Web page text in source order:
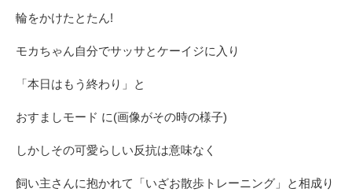
輪をかけたとたん!
モカちゃん自分でサッサとケーイジに入り
「本日はもう終わり」と
おすましモード に(画像がその時の様子)
しかしその可愛らしい反抗は意味なく
飼い主さんに抱かれて「いざお散歩トレーニング」と相成り